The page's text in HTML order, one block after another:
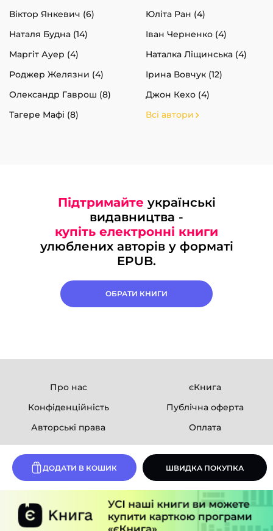
ДОДАТИ В КОШИК ШВИДКА ПОКУПКА
Віктор Янкевич (6)
Юліта Ран (4)
Наталя Будна (14)
Іван Черненко (4)
Маргіт Ауер (4)
Наталка Ліщинська (4)
Роджер Желязни (4)
Ірина Вовчук (12)
Олександр Гаврош (8)
Джон Кехо (4)
Тагере Мафі (8)
Всі автори
Підтримайте українські
видавництва -
купіть електронні книги
улюблених авторів у форматі
EPUB.
ОБРАТИ КНИГИ
Про нас
єКнига
Конфіденційність
Публічна оферта
Авторські права
Оплата
Розробка сайту